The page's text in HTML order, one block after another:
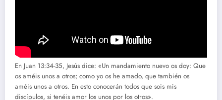
En Juan 13:34-35, Jesús dice: «Un mandamiento nuevo os doy: Que
os améis unos a otros; como yo os he amado, que también os
améis unos a otros. En esto conocerán todos que sois mis
discípulos, si tenéis amor los unos por los otros».